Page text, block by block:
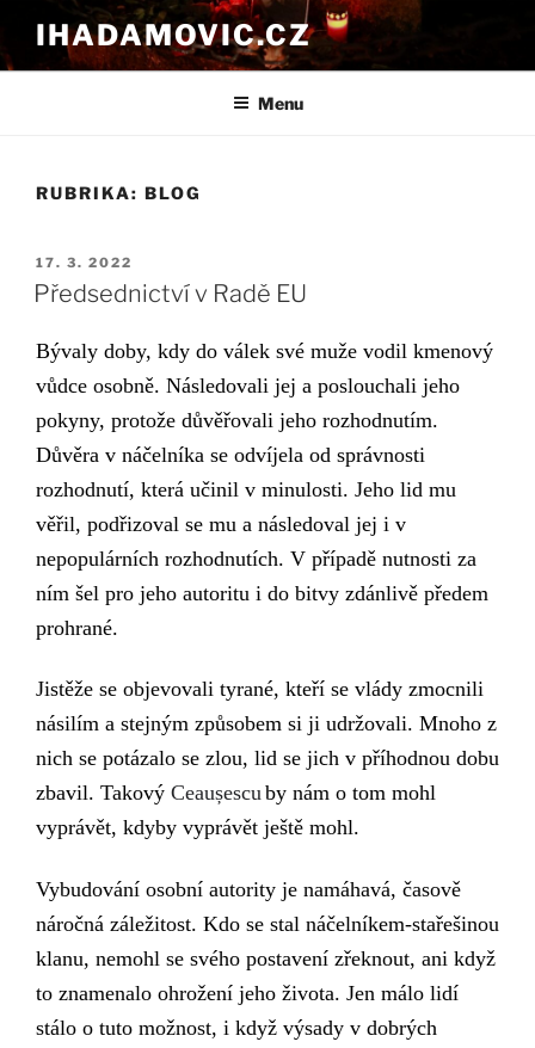
obsahu
IHADAMOVIC.CZ
Menu
RUBRIKA: BLOG
PUBLIKOVÁNO
17. 3. 2022
Předsednictví v Radě EU
Bývaly doby, kdy do válek své muže vodil kmenový
vůdce osobně. Následovali jej a poslouchali jeho
pokyny, protože důvěřovali jeho rozhodnutím.
Důvěra v náčelníka se odvíjela od správnosti
rozhodnutí, která učinil v minulosti. Jeho lid mu
věřil, podřizoval se mu a následoval jej i v
nepopulárních rozhodnutích. V případě nutnosti za
ním šel pro jeho autoritu i do bitvy zdánlivě předem
prohrané.
Jistěže se objevovali tyrané, kteří se vlády zmocnili
násilím a stejným způsobem si ji udržovali. Mnoho z
nich se potázalo se zlou, lid se jich v příhodnou dobu
zbavil. Takový Ceaușescuby nám o tom mohl
vyprávět, kdyby vyprávět ještě mohl.
Vybudování osobní autority je namáhavá, časově
náročná záležitost. Kdo se stal náčelníkem-stařešinou
klanu, nemohl se svého postavení zřeknout, ani když
to znamenalo ohrožení jeho života. Jen málo lidí
stálo o tuto možnost, i když výsady v dobrých